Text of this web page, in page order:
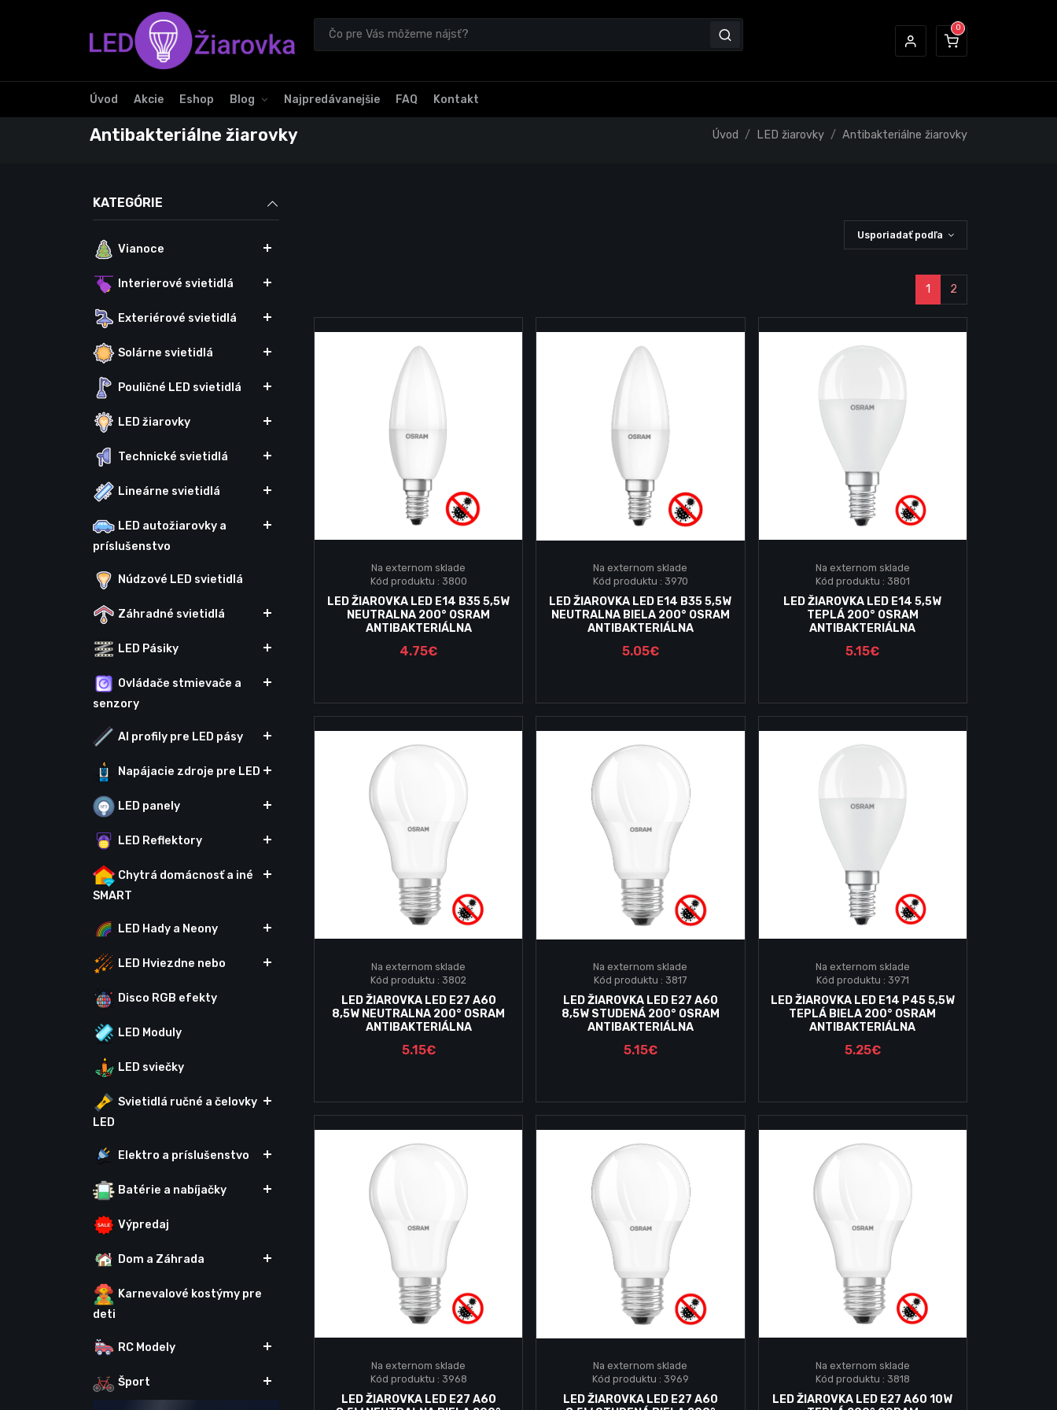
Úvod Akcie Eshop Blog Najpredávanejšie FAQ Kontakt
Antibakteriálne žiarovky Úvod LED žiarovky Antibakteriálne žiarovky
KATEGÓRIE
Vianoce
Interierové svietidlá
Exteriérové svietidlá
Solárne svietidlá
Pouličné LED svietidlá
LED žiarovky
Technické svietidlá
Lineárne svietidlá
LED autožiarovky a
príslušenstvo
Núdzové LED svietidlá
Záhradné svietidlá
LED Pásiky
Ovládače stmievače a
senzory
Al profily pre LED pásy
Napájacie zdroje pre LED
LED panely
LED Reflektory
Chytrá domácnosť a iné
SMART
LED Hady a Neony
LED Hviezdne nebo
Disco RGB efekty
LED Moduly
LED sviečky
Svietidlá ručné a čelovky
LED
Elektro a príslušenstvo
Batérie a nabíjačky
Výpredaj
Dom a Záhrada
Karnevalové kostýmy pre
deti
RC Modely
Šport
Usporiadať podľa
1 2
Vložiť do košika
Na externom sklade
Kód produktu : 3800
LED ŽIAROVKA LED E14 B35 5,5W
NEUTRALNA 200° OSRAM
ANTIBAKTERIÁLNA
4.75€
Vložiť do košika
Na externom sklade
Kód produktu : 3970
LED ŽIAROVKA LED E14 B35 5,5W
NEUTRALNA BIELA 200° OSRAM
ANTIBAKTERIÁLNA
5.05€
Vložiť do košika
Na externom sklade
Kód produktu : 3801
LED ŽIAROVKA LED E14 5,5W
TEPLÁ 200° OSRAM
ANTIBAKTERIÁLNA
5.15€
Vložiť do košika
Na externom sklade
Kód produktu : 3802
LED ŽIAROVKA LED E27 A60
8,5W NEUTRALNA 200° OSRAM
ANTIBAKTERIÁLNA
5.15€
Vložiť do košika
Na externom sklade
Kód produktu : 3817
LED ŽIAROVKA LED E27 A60
8,5W STUDENÁ 200° OSRAM
ANTIBAKTERIÁLNA
5.15€
Vložiť do košika
Na externom sklade
Kód produktu : 3971
LED ŽIAROVKA LED E14 P45 5,5W
TEPLÁ BIELA 200° OSRAM
ANTIBAKTERIÁLNA
5.25€
Vložiť do košika
Na externom sklade
Kód produktu : 3968
LED ŽIAROVKA LED E27 A60
Vložiť do košika
Na externom sklade
Kód produktu : 3969
LED ŽIAROVKA LED E27 A60
Vložiť do košika
Na externom sklade
Kód produktu : 3818
LED ŽIAROVKA LED E27 A60 10W